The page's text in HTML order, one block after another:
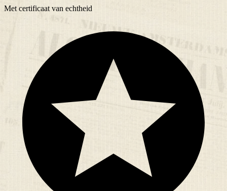
Met certificaat van echtheid